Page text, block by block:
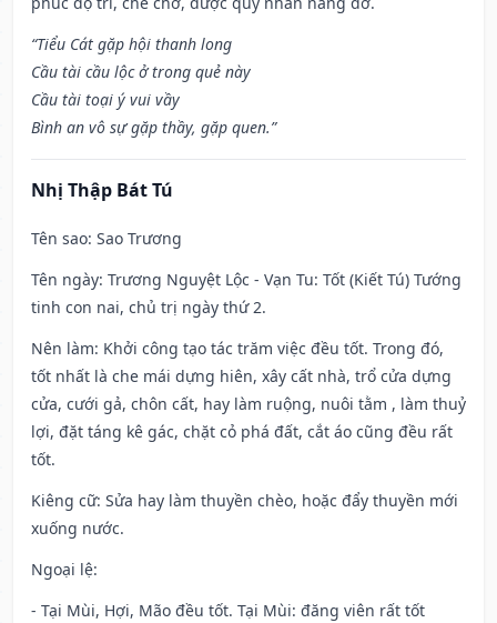
“Tiểu Cát gặp hội thanh long
Cầu tài cầu lộc ở trong quẻ này
Cầu tài toại ý vui vầy
Bình an vô sự gặp thầy, gặp quen.”
Nhị Thập Bát Tú
Tên sao: Sao Trương
Tên ngày: Trương Nguyệt Lộc - Vạn Tu: Tốt (Kiết Tú) Tướng
tinh con nai, chủ trị ngày thứ 2.
Nên làm: Khởi công tạo tác trăm việc đều tốt. Trong đó,
tốt nhất là che mái dựng hiên, xây cất nhà, trổ cửa dựng
cửa, cưới gả, chôn cất, hay làm ruộng, nuôi tằm , làm thuỷ
lợi, đặt táng kê gác, chặt cỏ phá đất, cắt áo cũng đều rất
tốt.
Kiêng cữ: Sửa hay làm thuyền chèo, hoặc đẩy thuyền mới
xuống nước.
Ngoại lệ:
- Tại Mùi, Hợi, Mão đều tốt. Tại Mùi: đăng viên rất tốt